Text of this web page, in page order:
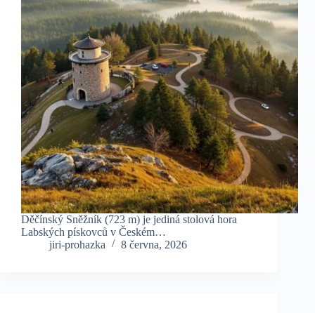
Děčínský Sněžník (723 m) je jediná stolová hora
Labských pískovců v Českém…
jiri-prohazka
8 června, 2026